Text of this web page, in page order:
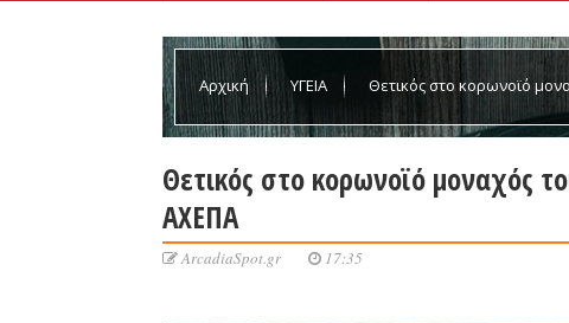
Αρχική ΥΓΕΙΑ Θετικός στο κορωνοϊό
Θετικός στο κορωνοϊό μοναχός
ΑΧΕΠΑ
ArcadiaSpot.gr 17:35